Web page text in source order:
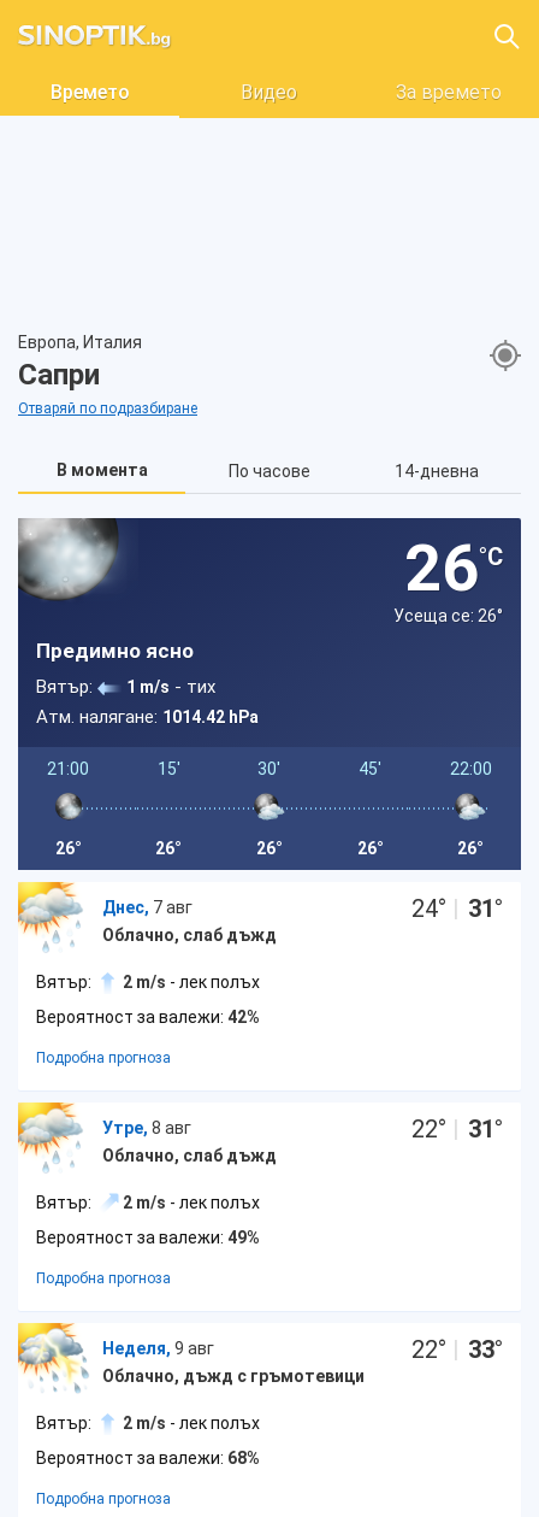
Времето Видео За времето
Европа, Италия
Сапри
Отваряй по подразбиране
В момента По часове 14-дневна
26°C
Усеща се: 26°
Предимно ясно
Вятър: 1 m/s - тих
Атм. налягане: 1014.42 hPa
21:00
26°
15'
26°
30'
26°
45'
26°
22:00
26°
Днес, 7 авг
Облачно, слаб дъжд
24° | 31°
Вятър: 2 m/s - лек полъх
Вероятност за валежи: 42%
Подробна прогноза
Утре, 8 авг
Облачно, слаб дъжд
22° | 31°
Вятър: 2 m/s - лек полъх
Вероятност за валежи: 49%
Подробна прогноза
Неделя, 9 авг
Облачно, дъжд с гръмотевици
22° | 33°
Вятър: 2 m/s - лек полъх
Вероятност за валежи: 68%
Подробна прогноза